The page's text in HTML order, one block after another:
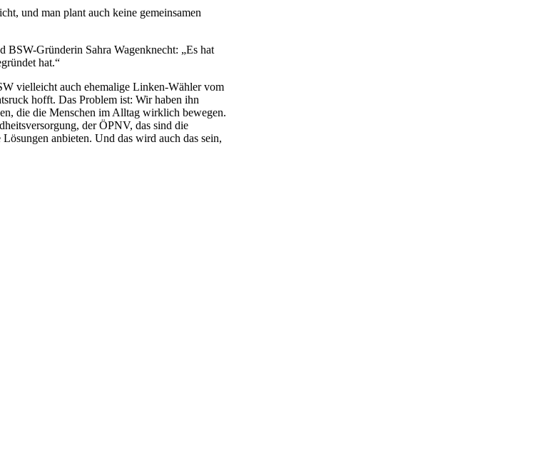
und man plant auch keine gemeinsamen
Gründerin Sahra Wagenknecht: „Es hat
hat.“
vielleicht auch ehemalige Linken-Wähler vom
hofft. Das Problem ist: Wir haben ihn
die die Menschen im Alltag wirklich bewegen.
der ÖPNV, das sind die
anbieten. Und das wird auch das sein,